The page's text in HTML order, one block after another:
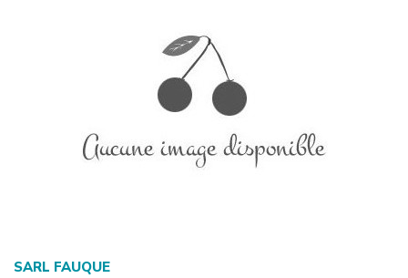
SARL FAUQUE